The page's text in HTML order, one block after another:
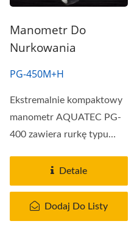
Manometr Do
Nurkowania
PG-450M+H
Ekstremalnie kompaktowy
manometr AQUATEC PG-
400 zawiera rurkę typu
mechanizm...Detale
Dodaj Do Listy